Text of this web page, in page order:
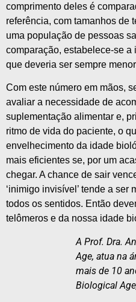
comprimento deles é
referência, com tamanhos de
uma população de pessoas
comparação, estabelece-se
que deveria ser sempre
Com este número em mãos,
avaliar a necessidade de
suplementação alimentar e,
ritmo de vida do paciente, o
envelhecimento da idade
mais eficientes se, por um
chegar. A chance de sair
‘inimigo invisível’ tende a ser
todos os sentidos. Então
telômeros e da nossa idade
A Prof. Dra.
Age, atua na
mais de 10
Biological